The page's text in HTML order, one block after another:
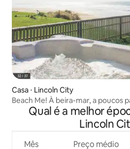
Casa ⋅ Lincoln City
Beach Me! À beira-mar, a poucos
Qual é a melhor
Lincoln
Mês Preço médio